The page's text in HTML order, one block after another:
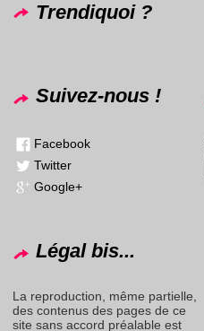
Trendiquoi ?
Suivez-nous !
Facebook
Twitter
Google+
Légal bis...
La reproduction, même partielle,
des contenus des pages de ce
site sans accord préalable est